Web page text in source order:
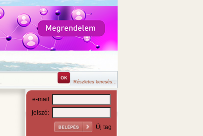
Részletes keresés...
e-mail:
jelszó:
Új tag